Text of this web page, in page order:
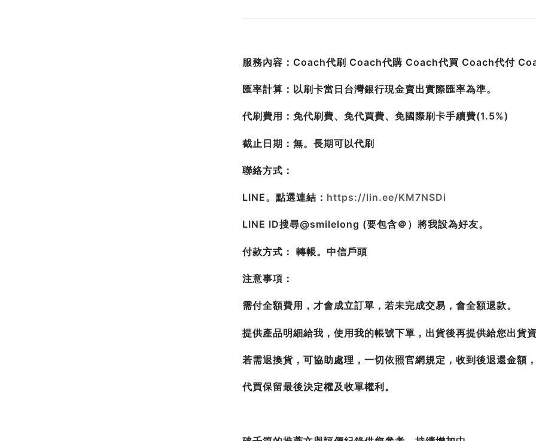
服務內容：Coach代刷 Coach代購 Coach代買 Coach代付
匯率計算：以刷卡當日台灣銀行現金賣出實際匯率為準。
代刷費用：免代刷費、免代買費、免國際刷卡手續費(1.5%)
截止日期：無。長期可以代刷
聯絡方式：
LINE。點選連結： https://lin.ee/KM7NSDi
LINE ID搜尋@smilelong (要包含＠）將我設為好友。
付款方式： 轉帳。中信戶頭
注意事項：
需付全額費用，才會成立訂單，若未完成交易，會全額退款。
提供產品明細給我，使用我的帳號下單，出貨後再提供給您出貨
若需退換貨，可協助處理，一切依照官網規定，收到後退還金額
代買保留最後決定權及收單權利。